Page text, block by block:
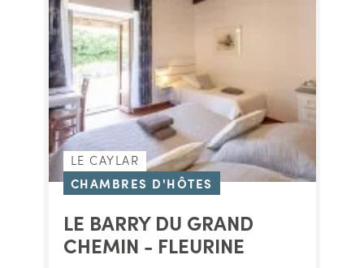
LE CAYLAR
CHAMBRES D'HÔTES
LE BARRY DU GRAND
CHEMIN - FLEURINE